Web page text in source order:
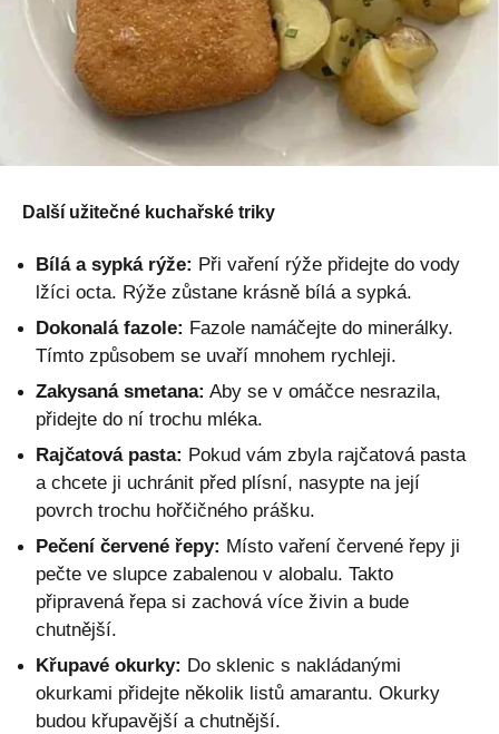
Další užitečné kuchařské triky
Bílá a sypká rýže: Při vaření rýže přidejte do vody
lžíci octa. Rýže zůstane krásně bílá a sypká.
Dokonalá fazole: Fazole namáčejte do minerálky.
Tímto způsobem se uvaří mnohem rychleji.
Zakysaná smetana: Aby se v omáčce nesrazila,
přidejte do ní trochu mléka.
Rajčatová pasta: Pokud vám zbyla rajčatová pasta
a chcete ji uchránit před plísní, nasypte na její
povrch trochu hořčičného prášku.
Pečení červené řepy: Místo vaření červené řepy ji
pečte ve slupce zabalenou v alobalu. Takto
připravená řepa si zachová více živin a bude
chutnější.
Křupavé okurky: Do sklenic s nakládanými
okurkami přidejte několik listů amarantu. Okurky
budou křupavější a chutnější.